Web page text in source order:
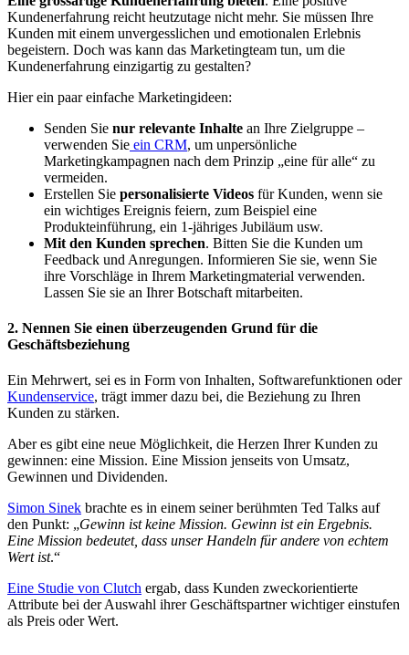
Kundenerfahrung reicht heutzutage nicht mehr. Sie müssen Ihre
Kunden mit einem unvergesslichen und emotionalen Erlebnis
begeistern. Doch was kann das Marketingteam tun, um die
Kundenerfahrung einzigartig zu gestalten?
Hier ein paar einfache Marketingideen:
Senden Sie nur relevante Inhalte an Ihre Zielgruppe –
verwenden Sie ein CRM, um unpersönliche
Marketingkampagnen nach dem Prinzip „eine für alle“ zu
vermeiden.
Erstellen Sie personalisierte Videos für Kunden, wenn sie
ein wichtiges Ereignis feiern, zum Beispiel eine
Produkteinführung, ein 1-jähriges Jubiläum usw.
Mit den Kunden sprechen. Bitten Sie die Kunden um
Feedback und Anregungen. Informieren Sie sie, wenn Sie
ihre Vorschläge in Ihrem Marketingmaterial verwenden.
Lassen Sie sie an Ihrer Botschaft mitarbeiten.
2. Nennen Sie einen überzeugenden Grund für die
Geschäftsbeziehung
Ein Mehrwert, sei es in Form von Inhalten, Softwarefunktionen oder
Kundenservice, trägt immer dazu bei, die Beziehung zu Ihren
Kunden zu stärken.
Aber es gibt eine neue Möglichkeit, die Herzen Ihrer Kunden zu
gewinnen: eine Mission. Eine Mission jenseits von Umsatz,
Gewinnen und Dividenden.
Simon Sinek brachte es in einem seiner berühmten Ted Talks auf
den Punkt: „Gewinn ist keine Mission. Gewinn ist ein Ergebnis.
Eine Mission bedeutet, dass unser Handeln für andere von echtem
Wert ist.“
Eine Studie von Clutch ergab, dass Kunden zweckorientierte
Attribute bei der Auswahl ihrer Geschäftspartner wichtiger einstufen
als Preis oder Wert.